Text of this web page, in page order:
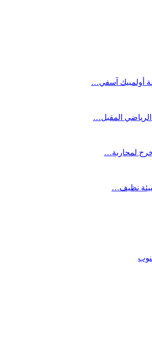
أولمبيك آسفي…
الرياضي المقبل…
لمحاربة…